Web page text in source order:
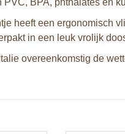
PVC, BPA, phthalates en
heeft een ergonomisch
in een leuk vrolijk
overeenkomstig de